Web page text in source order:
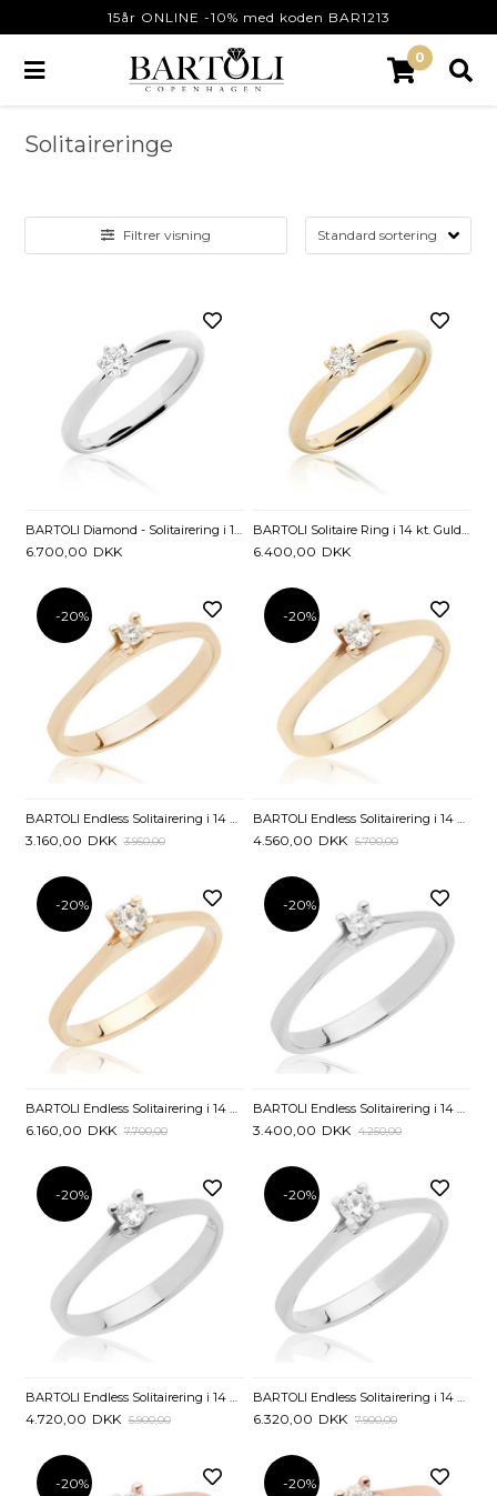
15år ONLINE -10% med koden BAR1213
0
Solitaireringe
Filtrer visning
BARTOLI Diamond - Solitairering i 14 kt. Hvidguld med Diamant - 0,10 ct.
6.700,00 DKK
BARTOLI Solitaire Ring i 14 kt. Guld med Diamant 0,10 ct.
6.400,00 DKK
-20%
BARTOLI Endless Solitairering i 14 kt. Guld med Diamant - 0,05 ct
3.160,00 DKK 3.950,00
-20%
BARTOLI Endless Solitairering i 14 kt. Guld med Diamant - 0,10 ct.
4.560,00 DKK 5.700,00
-20%
6.160,00 DKK 7.700,00
-20%
3.400,00 DKK 4.250,00
-20%
BARTOLI Endless Solitairering i 14 kt. Hvidguld med Diamant - 0,10 ct.
4.720,00 DKK 5.900,00
-20%
BARTOLI Endless Solitairering i 14 kt. Hvidguld med Diamant - 0,15 ct.
6.320,00 DKK 7.900,00
-20% -20%